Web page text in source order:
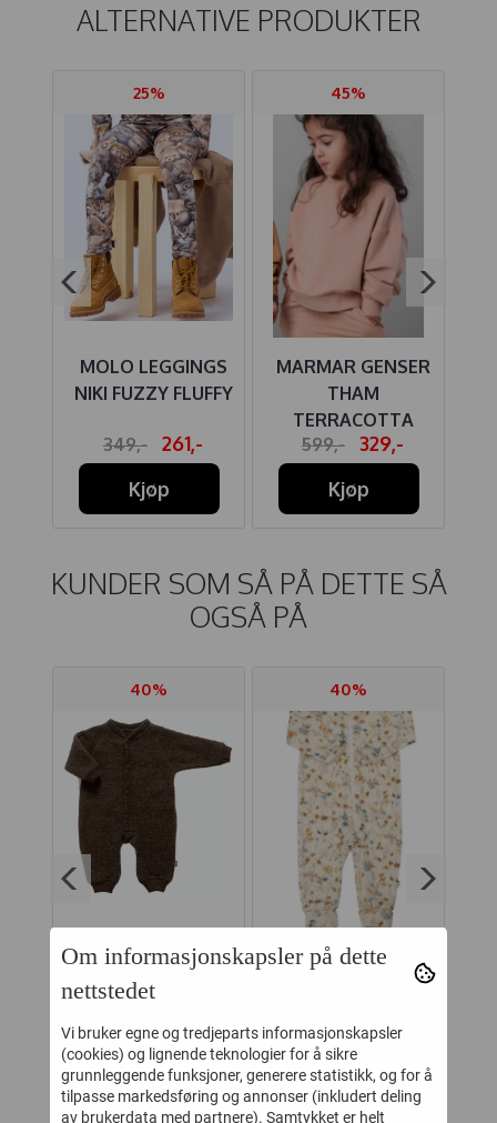
ALTERNATIVE PRODUKTER
25%
MOLO LEGGINGS
NIKI FUZZY FLUFFY
349,-
261,-
Kjøp
45%
MARMAR GENSER
THAM
TERRACOTTA
SAND
599,-
329,-
Kjøp
KUNDER SOM SÅ PÅ DETTE SÅ
OGSÅ PÅ
40%
JOHA HELDRESS
ULLFLEECE KNAPP
699,-
419,-
Kjøp
40%
JOHA HELDRESS
449,-
269,-
Kjøp
Om informasjonskapsler på dette
nettstedet
Vi bruker egne og tredjeparts informasjonskapsler
(cookies) og lignende teknologier for å sikre
grunnleggende funksjoner, generere statistikk, og for å
tilpasse markedsføring og annonser (inkludert deling
av brukerdata med partnere). Samtykket er helt